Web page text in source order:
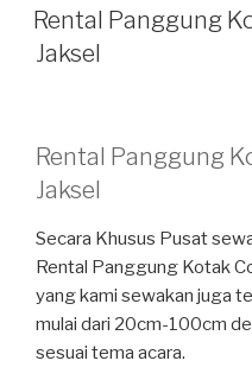
PADA
Rental Panggung
Jaksel
Rental Panggung
Jaksel
Secara Khusus Pusat
Rental Panggung Kotak
yang kami sewakan juga
mulai dari 20cm-100cm
sesuai tema acara.